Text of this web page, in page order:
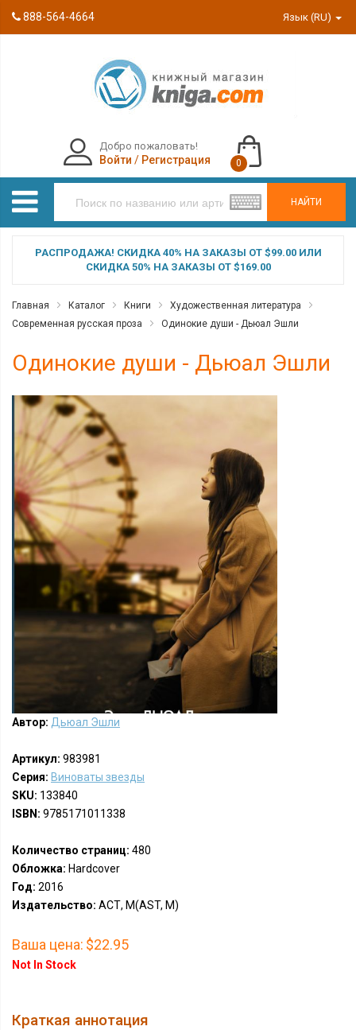
888-564-4664 Язык (RU)
НАЙТИ
Добро пожаловать!
Войти / Регистрация 0
РАСПРОДАЖА! СКИДКА 40% НА ЗАКАЗЫ ОТ $99.00 ИЛИ
СКИДКА 50% НА ЗАКАЗЫ ОТ $169.00
Главная Каталог Книги
Художественная литература
Современная русская проза
Одинокие души - Дьюал Эшли
Одинокие души - Дьюал Эшли
Автор: Дьюал Эшли
Артикул: 983981
Серия: Виноваты звезды
SKU: 133840
ISBN: 9785171011338
Количество страниц: 480
Обложка: Hardcover
Год: 2016
Издательство: АСТ, М(AST, M)
Ваша цена: $22.95
Not In Stock
Краткая аннотация